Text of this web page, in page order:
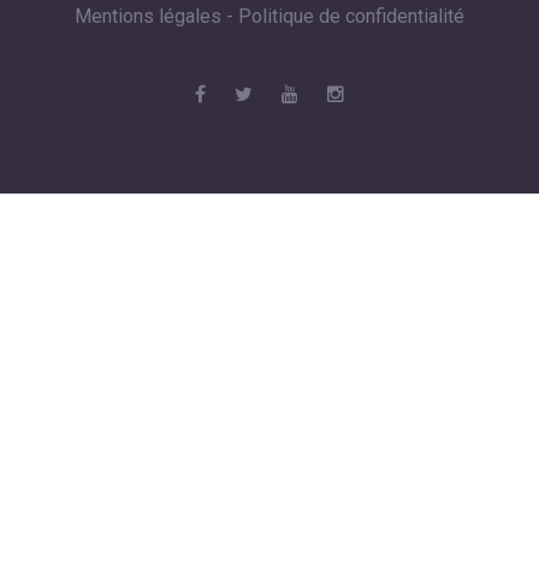
Mentions légales - Politique de confidentialité